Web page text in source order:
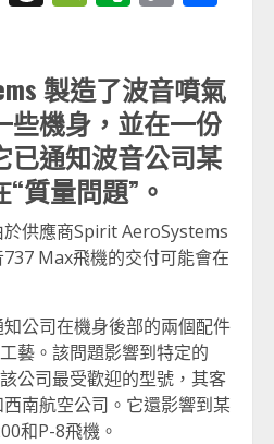
製造了波音噴氣
些機身，並在一份
已通知波音公司某
質量問題”。
供應商Spirit AeroSystems
Max飛機的交付可能會在
公司在機身後部的兩個配件
藝。該問題影響到特定的
公司最受歡迎的型號，其客
南航空公司。它還影響到某
和P-8飛機。